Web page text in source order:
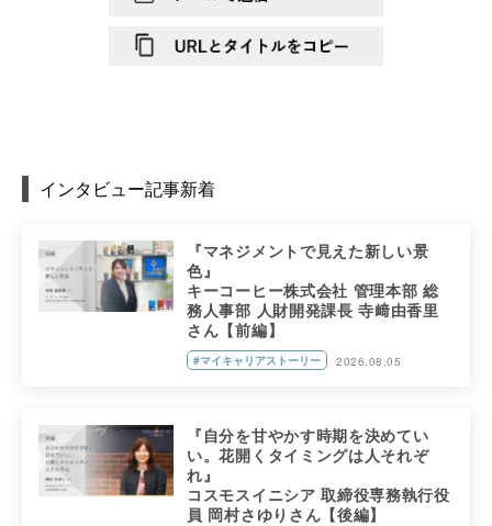
インタビュー記事新着
『マネジメントで見えた新しい景
色』
キーコーヒー株式会社 管理本部 総
務人事部 人財開発課長 寺﨑由香里
さん【前編】
#マイキャリアストーリー 2026.08.05
『自分を甘やかす時期を決めてい
い。花開くタイミングは人それぞ
れ』
コスモスイニシア 取締役専務執行役
員 岡村さゆりさん【後編】